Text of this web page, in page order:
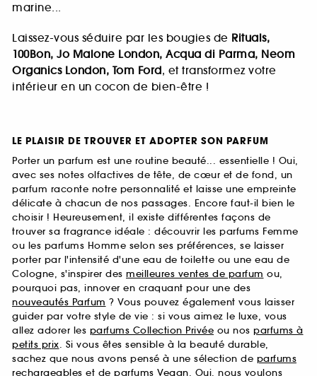
marine...
Laissez-vous séduire par les bougies de Rituals,
100Bon, Jo Malone London, Acqua di Parma, Neom
Organics London, Tom Ford, et transformez votre
intérieur en un cocon de bien-être !
LE PLAISIR DE TROUVER ET ADOPTER SON PARFUM
Porter un parfum est une routine beauté... essentielle ! Oui,
avec ses notes olfactives de tête, de cœur et de fond, un
parfum raconte notre personnalité et laisse une empreinte
délicate à chacun de nos passages. Encore faut-il bien le
choisir ! Heureusement, il existe différentes façons de
trouver sa fragrance idéale : découvrir les parfums Femme
ou les parfums Homme selon ses préférences, se laisser
porter par l'intensité d'une eau de toilette ou une eau de
Cologne, s'inspirer des meilleures ventes de parfum ou,
pourquoi pas, innover en craquant pour une des
nouveautés Parfum ? Vous pouvez également vous laisser
guider par votre style de vie : si vous aimez le luxe, vous
allez adorer les parfums Collection Privée ou nos parfums à
petits prix. Si vous êtes sensible à la beauté durable,
sachez que nous avons pensé à une sélection de parfums
rechargeables et de parfums Vegan. Oui, nous voulons